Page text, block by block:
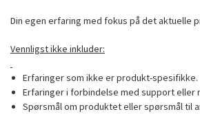
Din egen erfaring med fokus på det aktuelle
Vennligst ikke inkluder:
Erfaringer som ikke er produkt-spesifikke.
Erfaringer i forbindelse med support
Spørsmål om produktet eller spørsmål til